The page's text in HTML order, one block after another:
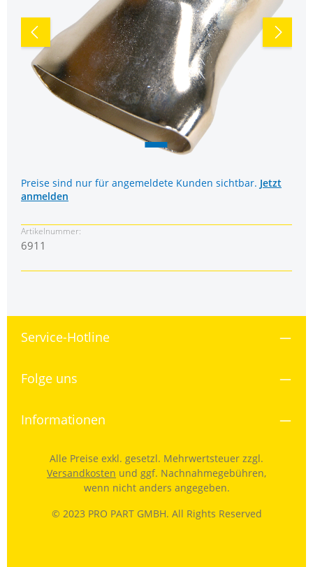
Preise sind nur für angemeldete Kunden sichtbar. Jetzt
anmelden
Artikelnummer:
6911
Service-Hotline
Folge uns
Informationen
© 2023 PRO PART GMBH. All Rights Reserved
Alle Preise exkl. gesetzl. Mehrwertsteuer zzgl.
Versandkosten und ggf. Nachnahmegebühren,
wenn nicht anders angegeben.